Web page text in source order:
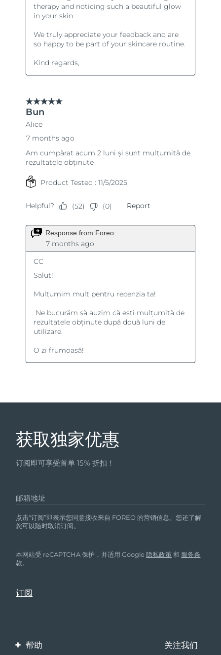
获取独家优惠
订阅即可享受首单 15% 折扣！
邮箱地址
点击“订阅”即表示您同意接收来自 FOREO 的营销信息。您还了解
您可以随时取消订阅。
本网站受 reCAPTCHA 保护，并适用 Google隐私政策 和 服务条
款。
帮助 关注我们